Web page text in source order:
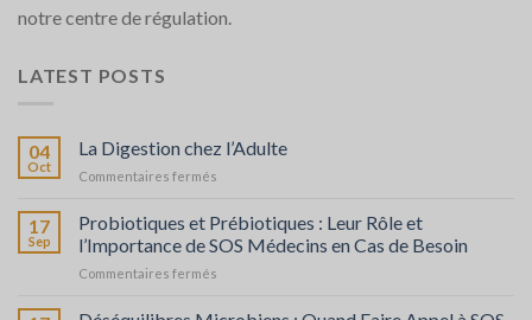
notre centre de régulation.
LATEST POSTS
04
Oct
La Digestion chez l’Adulte
Commentaires fermés
Digestion
l’Adulte
17
Sep
Probiotiques et Prébiotiques : Leur Rôle et
l’Importance de SOS Médecins en Cas de Besoin
Commentaires fermés
et